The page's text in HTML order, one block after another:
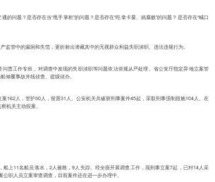
的问题？是否存在当“甩手掌柜”的问题？是否存在“吃拿卡要、搞腐败”的问题？是否存在“喊口
监管中的漏洞和失范，更折射出潜藏其中的无视群众利益失职渎职、违法违规行为。
责工作专班，对调查中发现的失职渎职等问题依法依规从严处理。省公安厅指定异地立案管
倾覆事故并线侦查、提级侦办。
162人，管护30人，留置31人。公安机关共破获刑事案件45起，采取刑事强制措施104人。在
机关主动投案。
船上11名船员落水，2人被救，9人失踪。经全面开展调查工作，现刑事立案7起，已对14人采
职人员立案审查调查，目前案件还在进一步办理中。